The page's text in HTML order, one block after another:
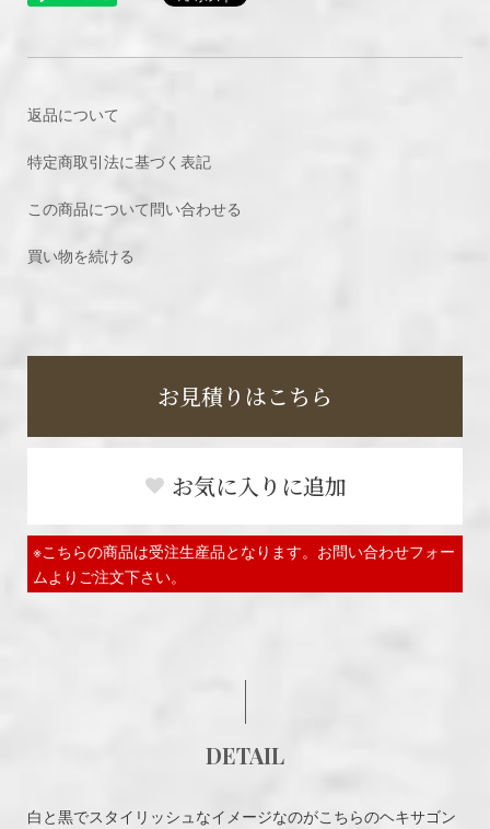
返品について
特定商取引法に基づく表記
この商品について問い合わせる
買い物を続ける
お見積りはこちら
お気に入りに追加
※こちらの商品は受注生産品となります。お問い合わせフォー
ムよりご注文下さい。
DETAIL
白と黒でスタイリッシュなイメージなのがこちらのヘキサゴン